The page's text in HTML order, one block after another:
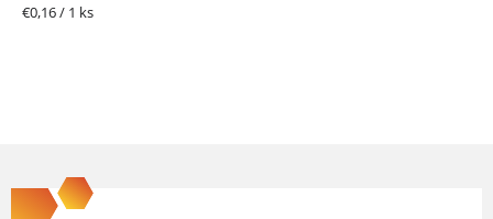
Jednotková
€0,16 / 1 ks
á